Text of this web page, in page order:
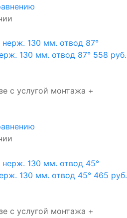
130 мм. отвод 87° 558 руб.
с услугой монтажа +
130 мм. отвод 45° 465 руб.
с услугой монтажа +